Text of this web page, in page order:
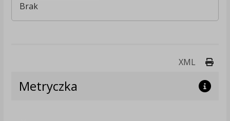
Brak
XML
Metryczka